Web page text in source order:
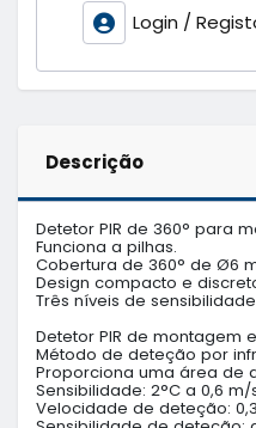
Login /
Descrição
Detetor PIR de 360° para
Funciona a pilhas.
Cobertura de 360° de Ø6
Design compacto e
Três níveis de
Detetor PIR de montagem
Método de deteção por
Proporciona uma área de
Sensibilidade: 2°C a 0,6 m/
Velocidade de deteção: